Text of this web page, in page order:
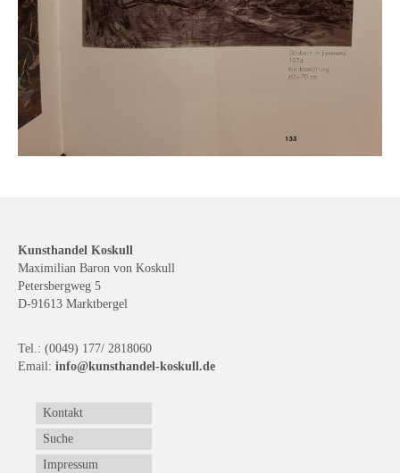
Kunsthandel Koskull
Maximilian Baron von Koskull
Petersbergweg 5
D-91613 Marktbergel
Tel.: (0049) 177/ 2818060
Email: info@kunsthandel-koskull.de
Kontakt
Suche
Impressum